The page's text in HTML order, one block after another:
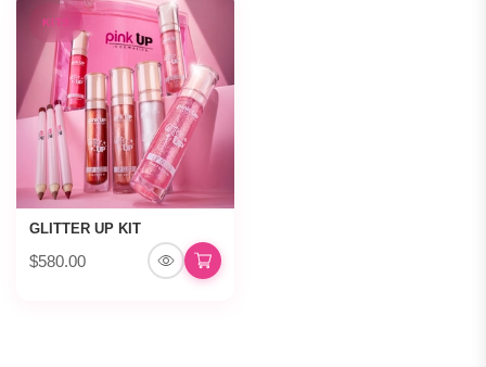
KITS
GLITTER UP KIT
$580.00